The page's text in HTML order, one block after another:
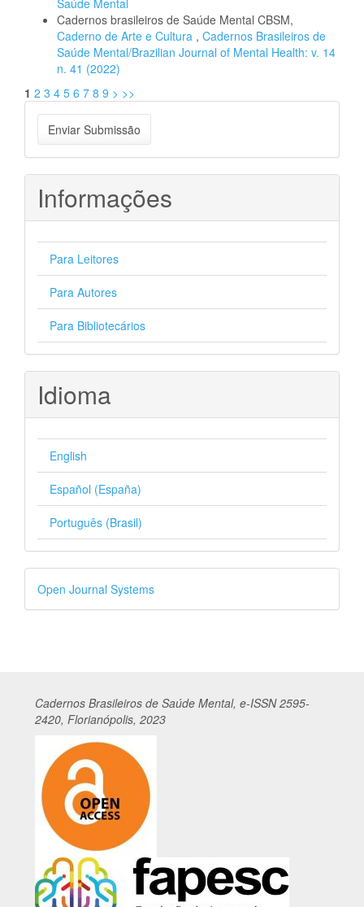
Saúde Mental
Cadernos brasileiros de Saúde Mental CBSM,
Caderno de Arte e Cultura , Cadernos Brasileiros de
Saúde Mental/Brazilian Journal of Mental Health: v. 14
n. 41 (2022)
1 2 3 4 5 6 7 8 9 > >>
Enviar
Submissão
Enviar Submissão
Informações
Para Leitores
Para Autores
Para Bibliotecários
Idioma
English
Español (España)
Português (Brasil)
Desenvolvido
por
Open Journal Systems
Cadernos Brasileiros de Saúde Mental, e-ISSN 2595-
2420, Florianópolis, 2023